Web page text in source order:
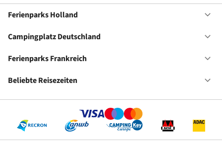
Ferienparks Holland
Campingplatz Deutschland
Ferienparks Frankreich
Beliebte Reisezeiten